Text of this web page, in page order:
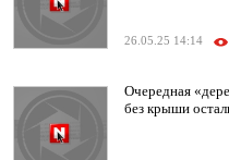
26.05.25 14:14
Очередная
без крыши